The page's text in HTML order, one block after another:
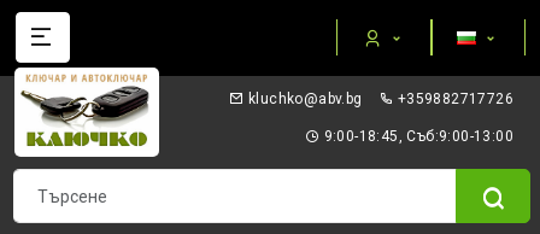
gb.vba@okhculk +359882717726
9:00-18:45, Съб:9:00-13:00
Категории
AUTEL ПРИБОРИ И ОБОРУДВАНЕ
I/O TERMINAL
KEYDIY - ПРИБОРИ КЛЮЧОВЕ ТРАНСПОНДЕРИ